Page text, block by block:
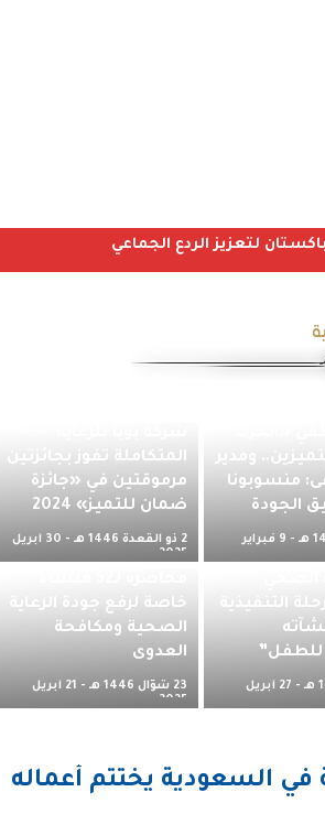
لتعزيز الردع الجماعي
ومدير
منسوبونا
الجودة
21 شعبان 1447 هـ - 9 فبراير
المتكاملة تفوز بجائزتين
مرموقتين في «جائزة
ضمان للتميز» 2024
2 ذو القعدة 1446 هـ - 30 أبريل
2025 م
للطفولة»..
التنفيذية
للطفل”
29 شوّال 1446 هـ - 27 أبريل
صحة حفرالباطن تنفذ
خاصة لرفع جودة الرعاية
الصحية ومكافحة
العدوى
23 شوّال 1446 هـ - 21 أبريل
2025 م
في السعودية يختتم أعماله